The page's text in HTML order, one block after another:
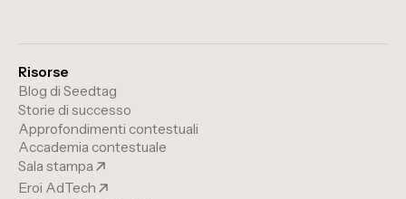
Risorse
Blog di Seedtag
Storie di successo
Approfondimenti contestuali
Accademia contestuale
Sala stampa
Eroi AdTech